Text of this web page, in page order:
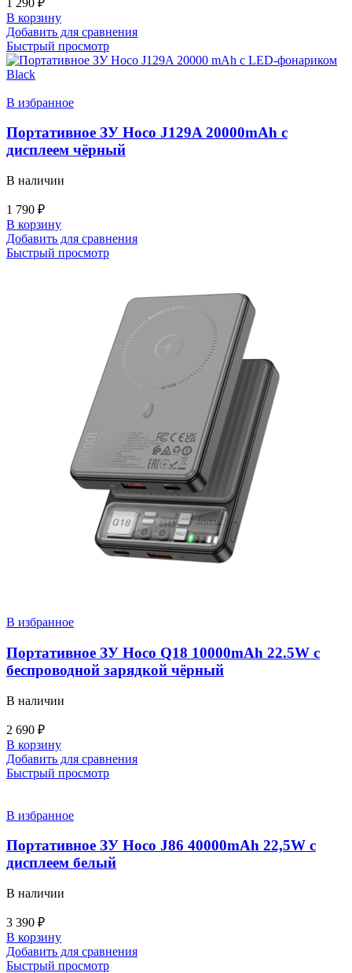
В корзину
Добавить для сравнения
Быстрый просмотр
В избранное
Портативное ЗУ Hoco J129A 20000mAh с
дисплеем чёрный
В наличии
1 790 ₽
В корзину
Добавить для сравнения
Быстрый просмотр
В избранное
Портативное ЗУ Hoco Q18 10000mAh 22.5W с
беспроводной зарядкой чёрный
В наличии
2 690 ₽
В корзину
Добавить для сравнения
Быстрый просмотр
В избранное
Портативное ЗУ Hoco J86 40000mAh 22,5W с
дисплеем белый
В наличии
3 390 ₽
В корзину
Добавить для сравнения
Быстрый просмотр